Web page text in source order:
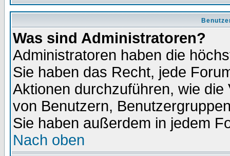
Was sind Administratoren?
Administratoren haben die
Sie haben das Recht, jede
Aktionen durchzuführen, wie
von Benutzern,
Sie haben außerdem in jedem
Nach oben